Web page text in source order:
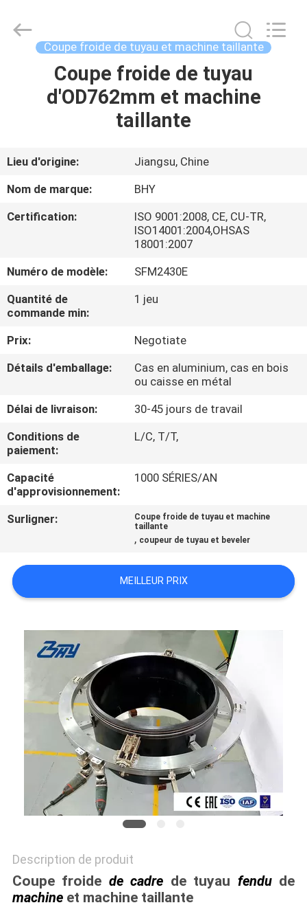
MAISON
AU
SUJET
DE
VISITE
D'USINE
CONTRÔLE
DE
PLAN
DU
SITE
POLITIQUE
MATIÈRE
DE
VIE
PRIVÉE
Bohyar
Engineering
Technology(Suzhou)Co.,Coupe froide de tuyau et machine taillante
Coupe froide de tuyau
d'OD762mm et machine
taillante
Lieu d'origine:
Jiangsu, Chine
Nom de marque:
BHY
Certification:
ISO 9001:2008, CE, CU-TR,
ISO14001:2004,OHSAS
18001:2007
Numéro de modèle:
SFM2430E
Quantité de
commande min:
1 jeu
Prix:
Negotiate
Détails d'emballage:
Cas en aluminium, cas en bois
ou caisse en métal
Délai de livraison:
30-45 jours de travail
Conditions de
paiement:
L/C, T/T,
Capacité
d'approvisionnement:
1000 SÉRIES/AN
Surligner:
Coupe froide de tuyau et machine
taillante
, coupeur de tuyau et beveler
MEILLEUR PRIX
Description de produit
Coupe froide de cadre de tuyau fendude
machineet machine taillante